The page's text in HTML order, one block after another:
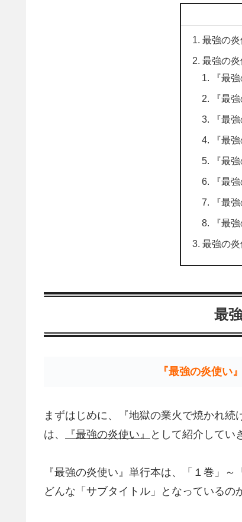
最強の
最強の
『最
『最
『最
『最
『最
『最
『最
『最
最強の
最
『最強の炎使い
まずはじめに、『地獄の業火で焼かれ続
は、
『最強の炎使い』 として紹介してい
『最強の炎使い』単行本は、「１巻」～
どんな「サブタイトル」となっているの